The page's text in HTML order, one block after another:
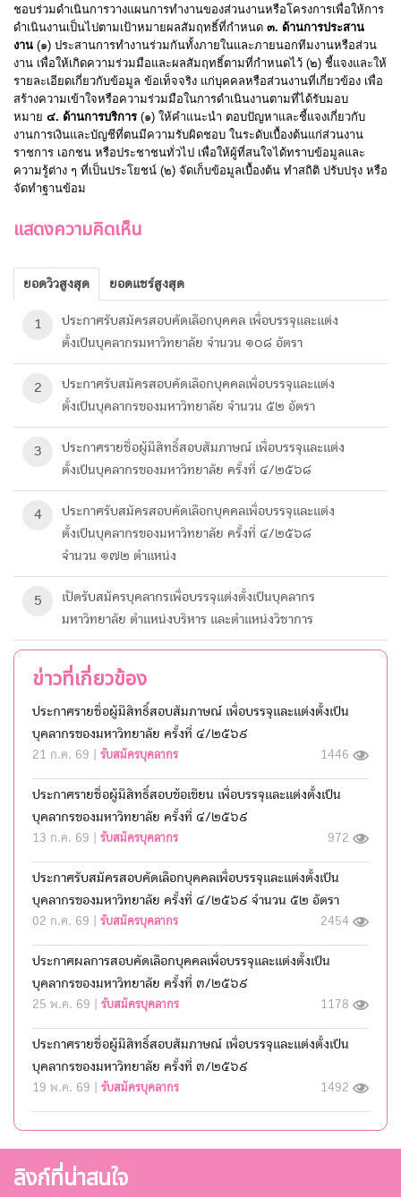
ชอบร่วมดำเนินการวางแผนการทำงานของส่วนงานหรือโครงการเพื่อให้การ
ดำเนินงานเป็นไปตามเป้าหมายผลสัมฤทธิ์ที่กำหนด ๓. ด้านการประสาน
งาน (๑) ประสานการทำงานร่วมกันทั้งภายในและภายนอกทีมงานหรือส่วน
งาน เพื่อให้เกิดความร่วมมือและผลสัมฤทธิ์ตามที่กำหนดไว้ (๒) ชี้แจงและให้
รายละเอียดเกี่ยวกับข้อมูล ข้อเท็จจริง แก่บุคคลหรือส่วนงานที่เกี่ยวข้อง เพื่อ
สร้างความเข้าใจหรือความร่วมมือในการดำเนินงานตามที่ได้รับมอบ
หมาย ๔. ด้านการบริการ (๑) ให้คำแนะนำ ตอบปัญหาและชี้แจงเกี่ยวกับ
งานการเงินและบัญชีที่ตนมีความรับผิดชอบ ในระดับเบื้องต้นแก่ส่วนงาน
ราชการ เอกชน หรือประชาชนทั่วไป เพื่อให้ผู้ที่สนใจได้ทราบข้อมูลและ
ความรู้ต่าง ๆ ที่เป็นประโยชน์ (๒) จัดเก็บข้อมูลเบื้องต้น ทำสถิติ ปรับปรุง หรือ
จัดทำฐานข้อม
แสดงความคิดเห็น
ยอดวิวสูงสุด ยอดแชร์สูงสุด
1
ประกาศรับสมัครสอบคัดเลือกบุคคล เพื่อบรรจุและแต่ง
ตั้งเป็นบุคลากรมหาวิทยาลัย จำนวน ๑๐๘ อัตรา
2
ประกาศรับสมัครสอบคัดเลือกบุคคลเพื่อบรรจุและแต่ง
ตั้งเป็นบุคลากรของมหาวิทยาลัย จำนวน ๕๒ อัตรา
3
ประกาศรายชื่อผู้มีสิทธิ์สอบสัมภาษณ์ เพื่อบรรจุและแต่ง
ตั้งเป็นบุคลากรของมหาวิทยาลัย ครั้งที่ ๔/๒๕๖๘
4
ประกาศรับสมัครสอบคัดเลือกบุคคลเพื่อบรรจุและแต่ง
ตั้งเป็นบุคลากรของมหาวิทยาลัย ครั้งที่ ๔/๒๕๖๘
จำนวน ๑๗๒ ตำแหน่ง
5
เปิดรับสมัครบุคลากรเพื่อบรรจุแต่งตั้งเป็นบุคลากร
มหาวิทยาลัย ตำแหน่งบริหาร และตำแหน่งวิชาการ
ข่าวที่เกี่ยวข้อง
ประกาศรายชื่อผู้มีสิทธิ์สอบสัมภาษณ์ เพื่อบรรจุและแต่งตั้งเป็น
บุคลากรของมหาวิทยาลัย ครั้งที่ ๔/๒๕๖๙
21 ก.ค. 69 | รับสมัครบุคลากร 1446
ประกาศรายชื่อผู้มีสิทธิ์สอบข้อเขียน เพื่อบรรจุและแต่งตั้งเป็น
บุคลากรของมหาวิทยาลัย ครั้งที่ ๔/๒๕๖๙
13 ก.ค. 69 | รับสมัครบุคลากร 972
ประกาศรับสมัครสอบคัดเลือกบุคคลเพื่อบรรจุและแต่งตั้งเป็น
บุคลากรของมหาวิทยาลัย ครั้งที่ ๔/๒๕๖๙ จำนวน ๕๒ อัตรา
02 ก.ค. 69 | รับสมัครบุคลากร 2454
ประกาศผลการสอบคัดเลือกบุคคลเพื่อบรรจุและแต่งตั้งเป็น
บุคลากรของมหาวิทยาลัย ครั้งที่ ๓/๒๕๖๙
25 พ.ค. 69 | รับสมัครบุคลากร 1178
ประกาศรายชื่อผู้มีสิทธิ์สอบสัมภาษณ์ เพื่อบรรจุและแต่งตั้งเป็น
บุคลากรของมหาวิทยาลัย ครั้งที่ ๓/๒๕๖๙
19 พ.ค. 69 | รับสมัครบุคลากร 1492
ลิงก์ที่น่าสนใจ